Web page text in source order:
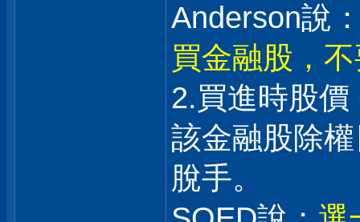
Anderson說
買金融股，
2.買進時股
該金融股除
脫手。